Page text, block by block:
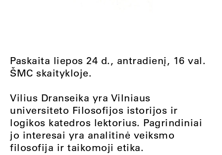
Paskaita liepos 24 d., antradienį, 16 val.
ŠMC skaitykloje.
Vilius Dranseika yra Vilniaus
universiteto Filosofijos istorijos ir
logikos katedros lektorius. Pagrindiniai
jo interesai yra analitinė veiksmo
filosofija ir taikomoji etika.